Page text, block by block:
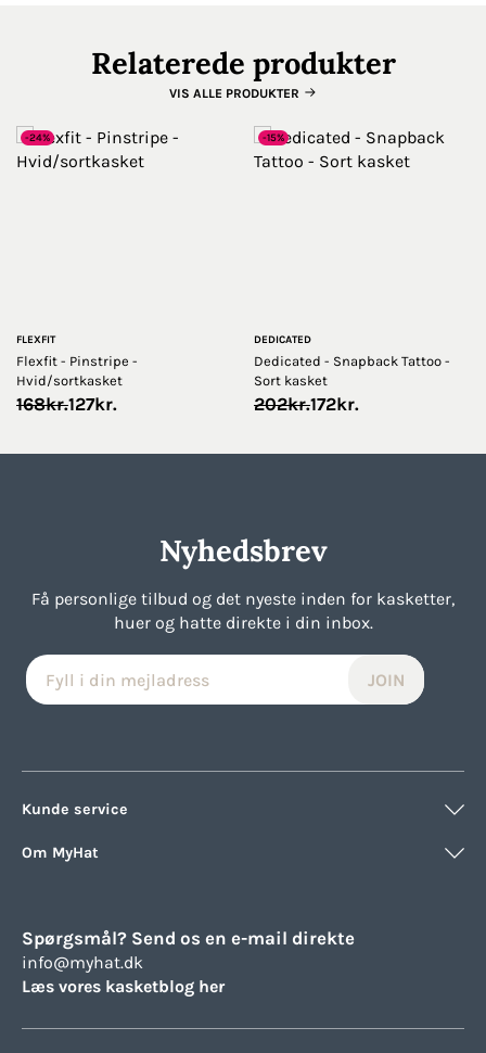
Relaterede produkter
VIS ALLE PRODUKTER
-24%
FLEXFIT
Flexfit - Pinstripe -
Hvid/sortkasket
168kr.
Original
168kr..
127kr.
Current
127kr..
-15%
DEDICATED
Dedicated - Snapback Tattoo -
Sort kasket
202kr.
Original
202kr..
172kr.
Current
172kr..
Nyhedsbrev
Få personlige tilbud og det nyeste inden for kasketter,
huer og hatte direkte i din inbox.
Kunde service
Om MyHat
Spørgsmål? Send os en e-mail direkte
info@myhat.dk
Læs vores kasketblog her